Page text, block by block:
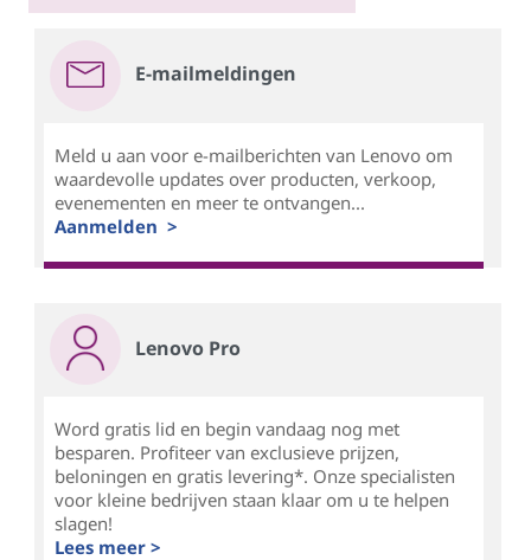
E-mailmeldingen
Meld u aan voor e-mailberichten van Lenovo om
waardevolle updates over producten, verkoop,
evenementen en meer te ontvangen...
Aanmelden >
Lenovo Pro
Word gratis lid en begin vandaag nog met
besparen. Profiteer van exclusieve prijzen,
beloningen en gratis levering*. Onze specialisten
voor kleine bedrijven staan klaar om u te helpen
slagen!
Lees meer >